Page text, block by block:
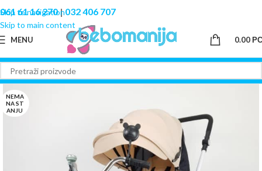
Skip to navigation
Skip to main content
061 61 16 270|032 406 707
MENU 0.00
NEMA
NA ST
ANJU